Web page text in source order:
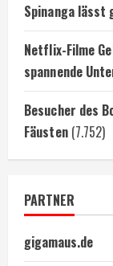
Spinanga lässt
Netflix-Filme
spannende
Besucher des
Fäusten (7.752)
PARTNER
gigamaus.de